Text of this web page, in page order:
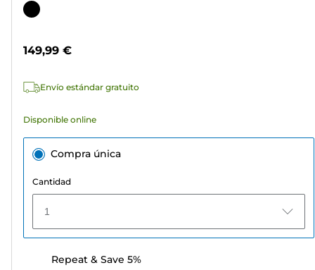
de
Cartucho
149,99 €
Envío estándar gratuito
Disponible online
Compra única
Cantidad
1
Repeat & Save 5%